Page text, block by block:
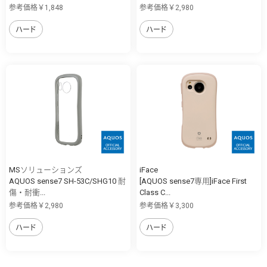
参考価格￥1,848
ハード
参考価格￥2,980
ハード
MSソリューションズ
AQUOS sense7 SH-53C/SHG10 耐
傷・耐衝...
参考価格￥2,980
ハード
iFace
[AQUOS sense7専用]iFace First
Class C...
参考価格￥3,300
ハード